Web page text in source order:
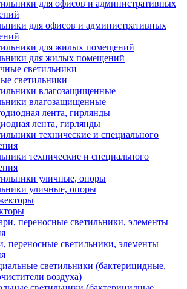
для офисов и административных
для жилых помещений
светильники
влагозащищенные
лента, гирлянды
технические и специального
уличные, опоры
переносные светильники, элементы